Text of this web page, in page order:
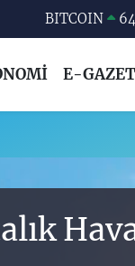
BITCOIN
EURO
STERLİN
E-